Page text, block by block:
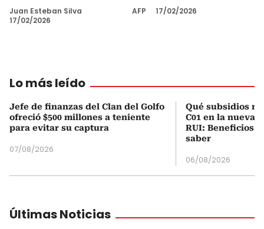
Juan Esteban Silva
17/02/2026
AFP 17/02/2026
Lo más leído
Jefe de finanzas del Clan del Golfo
ofreció $500 millones a teniente
para evitar su captura
07/08/2026
Qué subsidios
C01 en la nueva
RUI: Beneficios
saber
06/08/2026
Últimas Noticias